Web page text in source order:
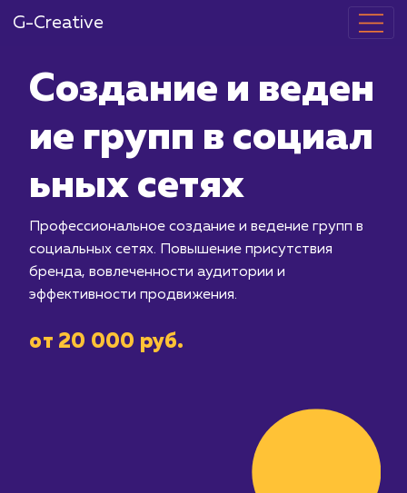
G-Creative
Создание и
ие групп в
ьных сетях
социальных сетях. Повышение
эффективности продвижения.
от 20 000 руб.